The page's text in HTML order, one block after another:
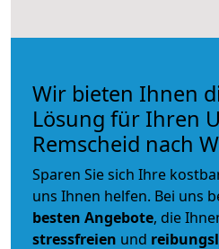
Wir bieten Ihnen
Lösung für Ihren
Remscheid nach
Sparen Sie sich Ihre
uns Ihnen helfen. Bei uns
besten Angebote, die
stressfreien und